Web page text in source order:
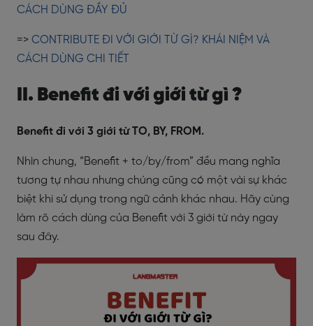
CÁCH DÙNG ĐẦY ĐỦ
=> CONTRIBUTE ĐI VỚI GIỚI TỪ GÌ? KHÁI NIỆM VÀ
CÁCH DÙNG CHI TIẾT
II. Benefit đi với giới từ gì ?
Benefit đi với 3 giới từ TO, BY, FROM.
Nhìn chung, “Benefit + to/by/from” đều mang nghĩa
tương tự nhau nhưng chúng cũng có một vài sự khác
biệt khi sử dụng trong ngữ cảnh khác nhau. Hãy cùng
làm rõ cách dùng của Benefit với 3 giới từ này ngay
sau đây.